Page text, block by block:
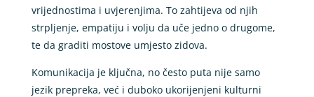
vrijednostima i uvjerenjima. To zahtijeva od njih
strpljenje, empatiju i volju da uče jedno o drugome,
te da graditi mostove umjesto zidova.
Komunikacija je ključna, no često puta nije samo
jezik prepreka, već i duboko ukorijenjeni kulturni